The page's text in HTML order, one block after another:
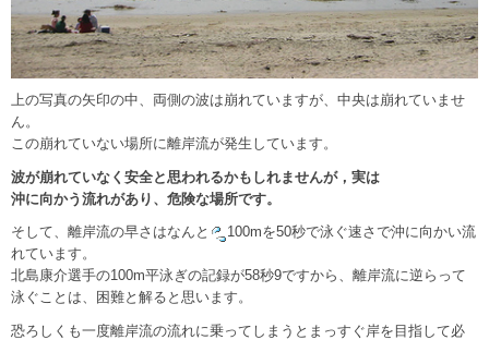
上の写真の矢印の中、両側の波は崩れていますが、中央は崩れていませ
ん。
この崩れていない場所に離岸流が発生しています。
波が崩れていなく安全と思われるかもしれませんが，実は
沖に向かう流れがあり、危険な場所です。
そして、離岸流の早さはなんと
100mを50秒で泳ぐ速さで沖に向かい流
れています。
北島康介選手の100m平泳ぎの記録が58秒9ですから、離岸流に逆らって
泳ぐことは、困難と解ると思います。
恐ろしくも一度離岸流の流れに乗ってしまうとまっすぐ岸を目指して必